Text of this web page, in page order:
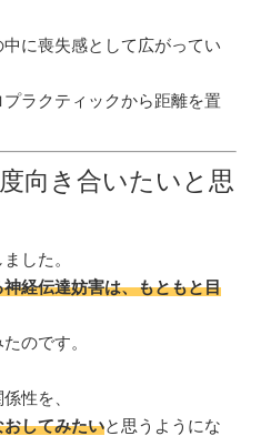
に喪失感として広がってい
ラクティックから距離を置
向き合いたいと思
した。
経伝達妨害は、もともと目
のです。
性を、
してみたいと思うようにな